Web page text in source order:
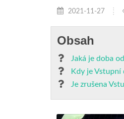
2021-11-27
Obsah
Jaká je doba
Kdy je
Je zrušena